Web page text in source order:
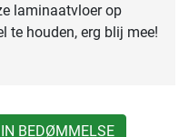
laminaatvloer op
te houden, erg blij mee!
BEDØMMELSE